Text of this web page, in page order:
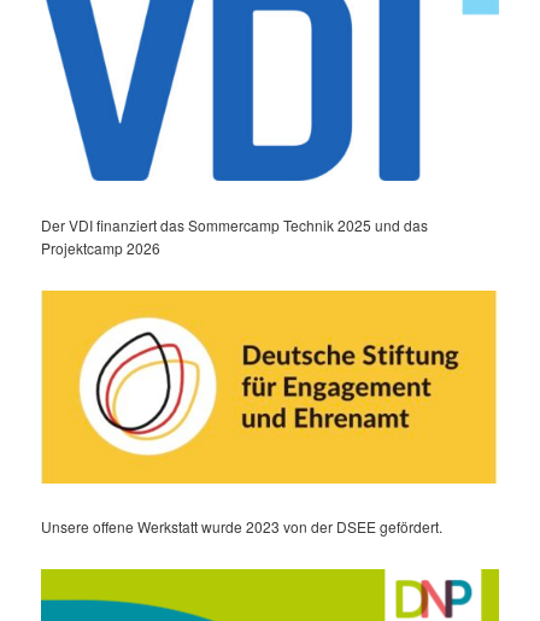
Der VDI finanziert das Sommercamp Technik 2025 und das
Projektcamp 2026
Unsere offene Werkstatt wurde 2023 von der DSEE gefördert.